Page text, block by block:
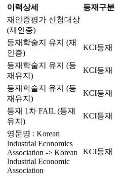
이력상세 등재구분
재인증평가 신청대상
(재인증)
등재학술지 유지 (재
인증)
KCI등재
등재학술지 유지 (등
재유지)
KCI등재
등재학술지 유지 (등
재유지)
KCI등재
등재 1차 FAIL (등재
유지)
KCI등재
영문명 : Korean
Industrial Economics
Association -> Korean
Industrial Economic
Association
KCI등재